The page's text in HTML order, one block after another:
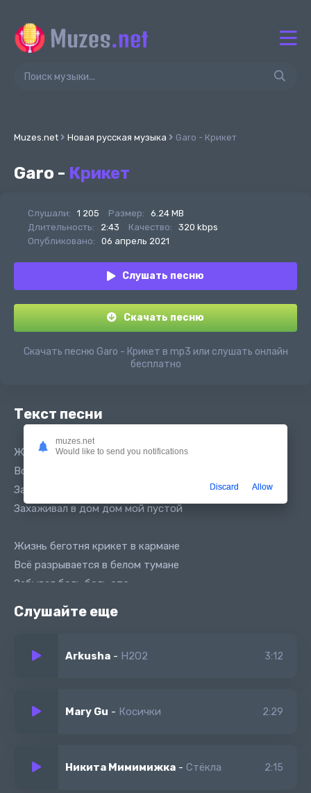
Muzes.net Новая русская музыка Garo - Крикет
Garo - Крикет
Слушали: 1 205 Размер:
6.24 MB
Длительность:
2:43 Качество:
320 kbps
Опубликовано:
06 апрель 2021
Слушать песню
Скачать песню
Скачать песню Garo - Крикет в mp3 или слушать онлайн
бесплатно
Текст песни
Жизнь беготня крикет в кармане
Всё разрывается в белом тумане
Забывал боль боль это
Захаживал в дом дом мой пустой
Жизнь беготня крикет в кармане
Всё разрывается в белом тумане
Забывал боль боль это
Захаживал в дом дом мой пустой
Слушайте еще
Arkusha - H2O2 3:12
Mary Gu - Косички 2:29
Никита Мимимижка - Стёкла 2:15
muzes.net
Would like to send you notifications
Discard Allow